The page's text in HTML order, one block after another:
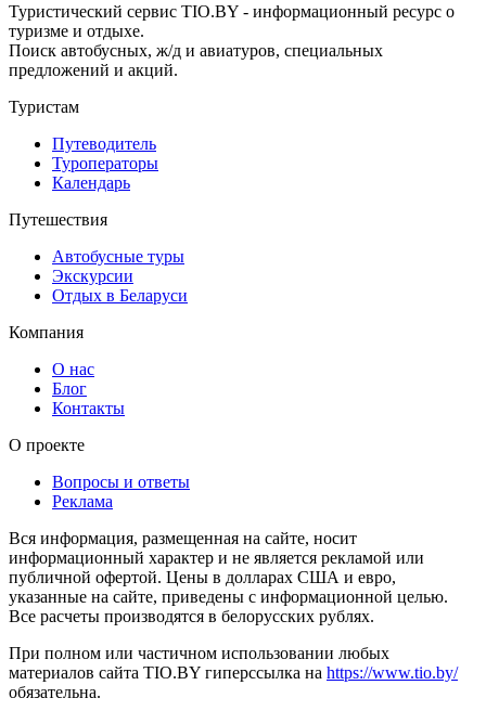
Туристический сервис TIO.BY - информационный ресурс о
туризме и отдыхе.
Поиск автобусных, ж/д и авиатуров, специальных
предложений и акций.
Туристам
Путеводитель
Туроператоры
Календарь
Путешествия
Автобусные туры
Экскурсии
Отдых в Беларуси
Компания
О нас
Блог
Контакты
О проекте
Вопросы и ответы
Реклама
Вся информация, размещенная на сайте, носит
информационный характер и не является рекламой или
публичной офертой. Цены в долларах США и евро,
указанные на сайте, приведены с информационной целью.
Все расчеты производятся в белорусских рублях.
При полном или частичном использовании любых
материалов сайта TIO.BY гиперссылка на https://www.tio.by/
обязательна.